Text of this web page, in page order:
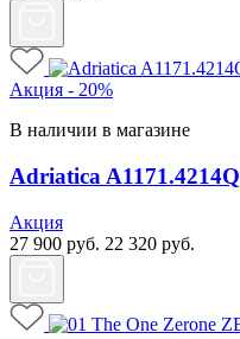
Акция - 20%
В наличии в магазине
Adriatica A1171.4214Q
Акция
27 900 руб. 22 320 руб.